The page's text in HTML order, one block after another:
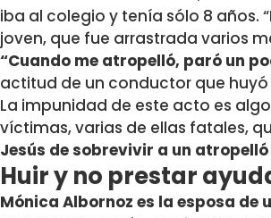
iba al colegio y tenía sólo 8 años. “
joven, que fue arrastrada varios
“Cuando me atropelló, paró un
actitud de un conductor que
La impunidad de este acto es
víctimas, varias de ellas fatales,
Jesús de sobrevivir a un
Huir y no prestar
Mónica Albornoz es la esposa de